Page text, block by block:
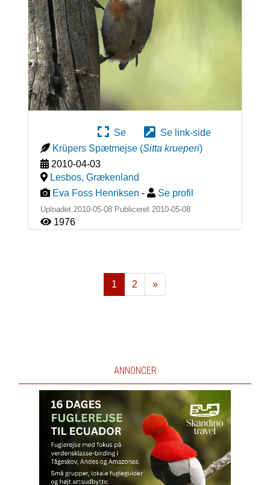
Se
Se link-side
Krüpers Spætmejse (Sitta krueperi)
2010-04-03
Lesbos, Grækenland
Eva Foss Henriksen - Se profil
Uploadet 2010-05-08 Publiceret 2010-05-08
1976
1 2
»
Næste
ANNONCER